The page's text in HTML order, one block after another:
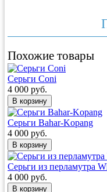
Похожие товары
Серьги Coni
4 000 руб.
Серьги Bahar-Kopang
4 000 руб.
Серьги из перламутра
4 000 руб.